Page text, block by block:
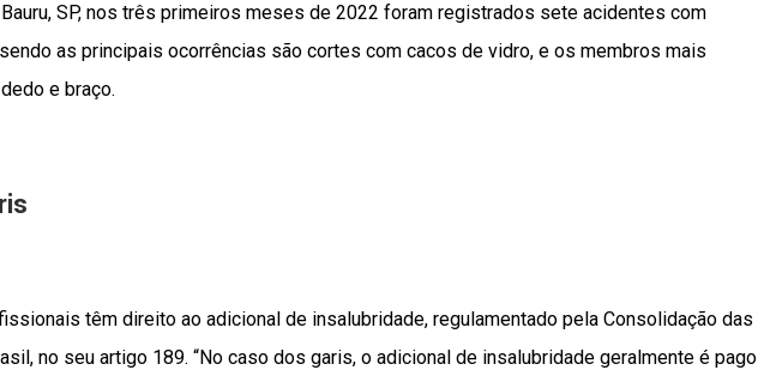
SP, nos três primeiros meses de 2022 foram registrados sete acidentes com
as principais ocorrências são cortes com cacos de vidro, e os membros mais
e braço.
têm direito ao adicional de insalubridade, regulamentado pela Consolidação das
no seu artigo 189. “No caso dos garis, o adicional de insalubridade geralmente é pago